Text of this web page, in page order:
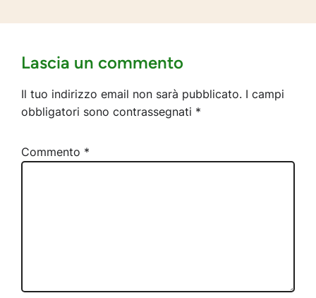
Lascia un commento
Il tuo indirizzo email non sarà pubblicato. I campi
obbligatori sono contrassegnati *
Commento *